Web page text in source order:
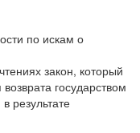
закон, который
государством
результате